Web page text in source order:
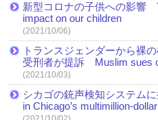
新型コロナの子供への影響
impact on our children
(2021/10/06)
トランスジェンダーから裸
受刑者が提訴 Muslim sues
(2021/10/03)
シカゴの銃声検知システム
in Chicago’s multimillion-